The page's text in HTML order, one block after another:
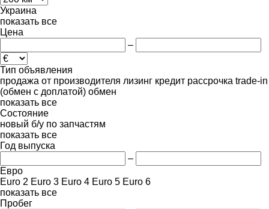
Украина
показать все
Цена
–
Тип объявления
продажа от производителя лизинг кредит рассрочка trade-in
(обмен с доплатой) обмен
показать все
Состояние
новый б/у по запчастям
показать все
Год выпуска
–
Евро
Euro 2 Euro 3 Euro 4 Euro 5 Euro 6
показать все
Пробег